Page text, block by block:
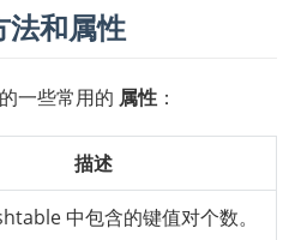
和属性
一些常用的 属性 ：
描述
中包含的键值对个数。